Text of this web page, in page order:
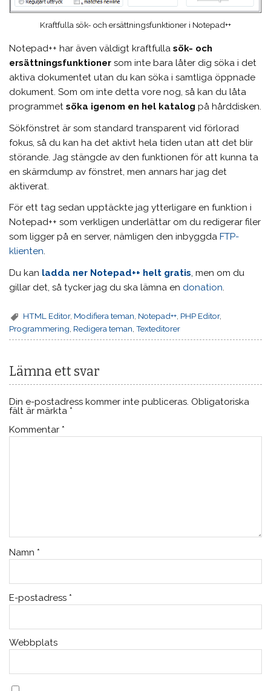
Kraftfulla sök- och ersättningsfunktioner i Notepad++
Notepad++ har även väldigt kraftfullasök- och
ersättningsfunktioner som inte bara låter dig söka i det
aktiva dokumentet utan du kan söka i samtliga öppnade
dokument. Som om inte detta vore nog, så kan du låta
programmetsöka igenom en hel katalog på hårddisken.
Sökfönstret är som standard transparent vid förlorad
fokus, så du kan ha det aktivt hela tiden utan att det blir
störande. Jag stängde av den funktionen för att kunna ta
en skärmdump av fönstret, men annars har jag det
aktiverat.
För ett tag sedan upptäckte jag ytterligare en funktion i
Notepad++ som verkligen underlättar om du redigerar filer
som ligger på en server, nämligen den inbyggdaFTP-
klienten.
Du kan ladda ner Notepad++ helt gratis , men om du
gillar det, så tycker jag du ska lämna en donation
HTML Editor, Modifiera teman Notepad++ PHP Editor,
Programmering Redigera teman ,Texteditorer
Lämna ett svar
Din e-postadress kommer inte publiceras. Obligatoriska
fält är märkta *
Kommentar *
Namn *
E-postadress *
Webbplats